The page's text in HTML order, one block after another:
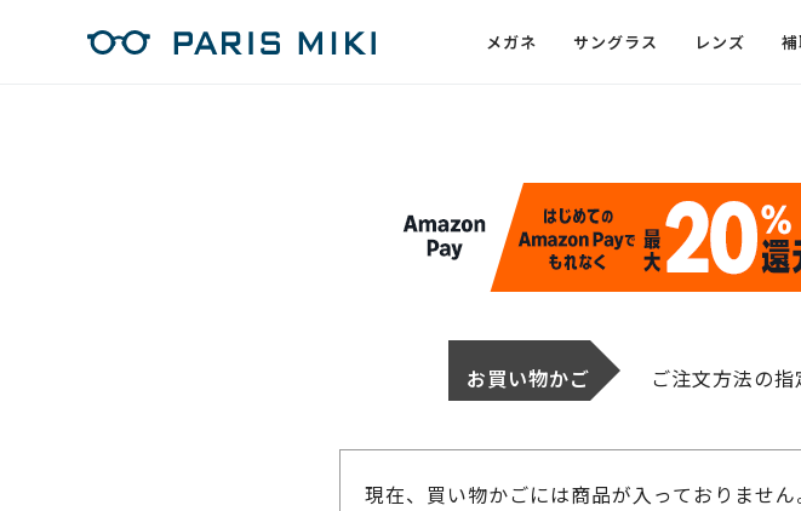
メガネ サングラス レンズ
お買い物かご ご注文方法の指
現在、買い物かごには商品が入っておりません